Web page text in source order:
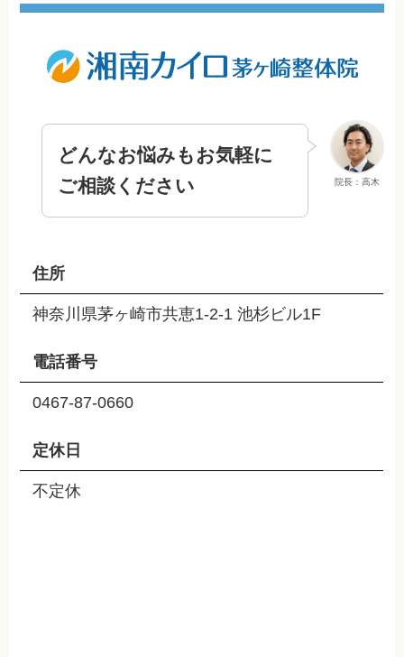
院長：高木
どんなお悩みもお気軽に
ご相談ください
住所
神奈川県茅ヶ崎市共恵1-2-1 池杉ビル1F
電話番号
0467-87-0660
定休日
不定休